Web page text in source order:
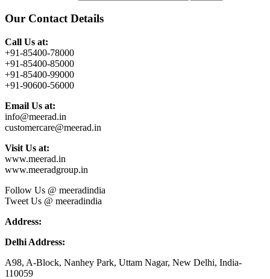
Our Contact Details
Call Us at:
+91-85400-78000
+91-85400-85000
+91-85400-99000
+91-90600-56000
Email Us at:
info@meerad.in
customercare@meerad.in
Visit Us at:
www.meerad.in
www.meeradgroup.in
Follow Us @ meeradindia
Tweet Us @ meeradindia
Address:
Delhi Address:
A98, A-Block, Nanhey Park, Uttam Nagar, New Delhi, India-
110059